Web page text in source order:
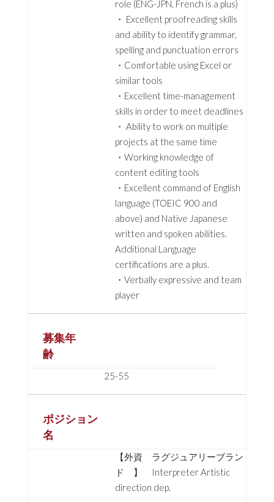
role (ENG-JPN, French is a plus)
・ Excellent proofreading skills
and ability to identify grammar,
spelling and punctuation errors
・Comfortable using Excel or
similar tools
・Excellent time-management
skills in order to meet deadlines
・ Ability to work on multiple
projects at the same time
・Working knowledge of
content editing tools
・Excellent command of English
language (TOEIC 900 and
above) and Native Japanese
written and spoken abilities.
Additional Language
certifications are a plus.
・Verbally expressive and team
player
募集年
齢
25-55
ポジション
名
【外資 ラグジュアリーブラン
ド 】 Interpreter Artistic
direction dep.